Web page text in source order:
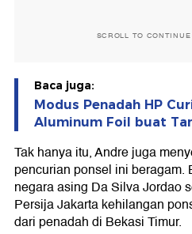
SCROLL TO
Baca juga:
Modus Penadah HP
Aluminum Foil buat
Tak hanya itu, Andre juga
pencurian ponsel ini beragam.
negara asing Da Silva Jordao
Persija Jakarta kehilangan
dari penadah di Bekasi Timur.